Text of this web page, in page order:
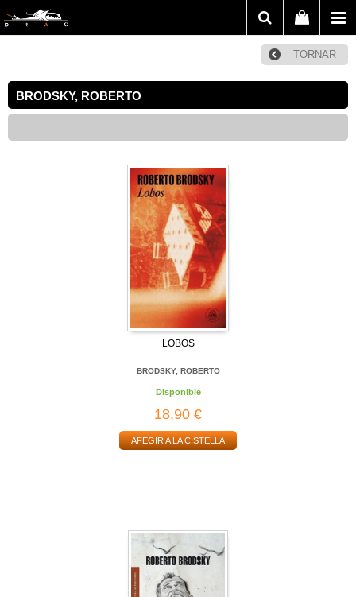
TORNAR
BRODSKY, ROBERTO
LOBOS
BRODSKY, ROBERTO
Disponible
18,90 €
AFEGIR A LA CISTELLA